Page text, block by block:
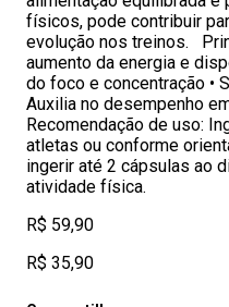
físicos, pode contribuir
evolução nos treinos.
aumento da energia e
do foco e concentração •
Auxilia no desempenho
Recomendação de uso:
atletas ou conforme
ingerir até 2 cápsulas ao
atividade física.
R$ 59,90
R$ 35,90